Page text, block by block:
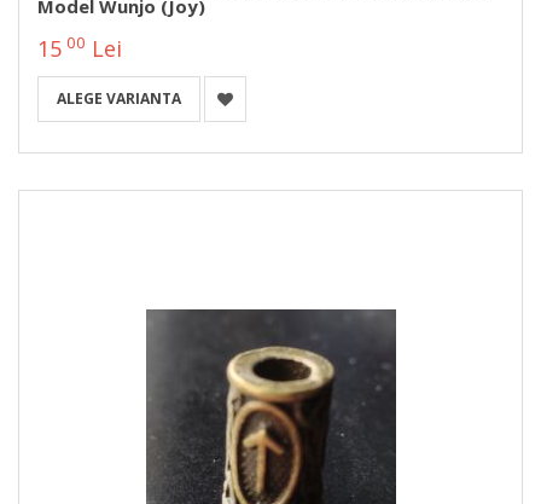
Model Wunjo (Joy)
15 00 Lei
ALEGE VARIANTA